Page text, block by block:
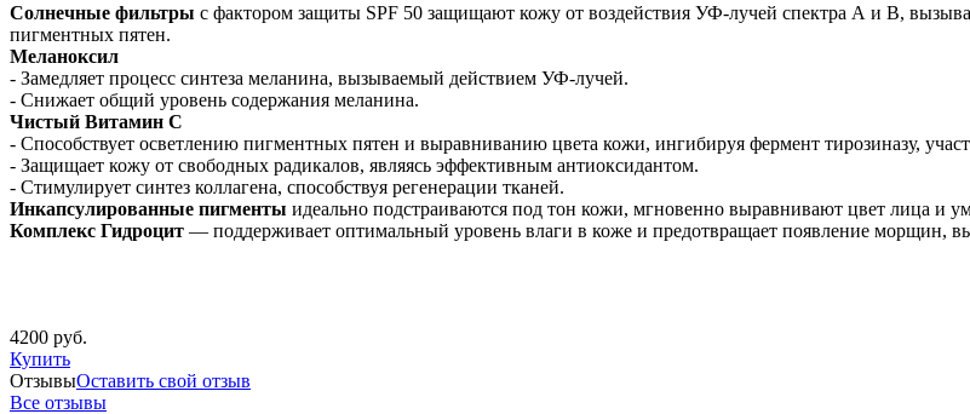
Солнечные фильтры с фактором защиты SPF 50 защищают кожу от воздействия УФ-лучей спектра А и В,
пигментных пятен.
Меланоксил
- Замедляет процесс синтеза меланина, вызываемый действием УФ-лучей.
- Снижает общий уровень содержания меланина.
Чистый Витамин С
- Способствует осветлению пигментных пятен и выравниванию цвета кожи, ингибируя фермент тирозиназу,
- Защищает кожу от свободных радикалов, являясь эффективным антиоксидантом.
- Стимулирует синтез коллагена, способствуя регенерации тканей.
Инкапсулированные пигменты идеально подстраиваются под тон кожи, мгновенно выравнивают цвет лица и
Комплекс Гидроцит — поддерживает оптимальный уровень влаги в коже и предотвращает появление морщин,
4200 руб.
Купить
ОтзывыОставить свой отзыв
Все отзывы